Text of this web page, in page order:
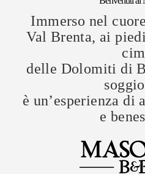
Immerso nel
Val Brenta, ai
delle Dolomiti di
è un’esperienza di
e